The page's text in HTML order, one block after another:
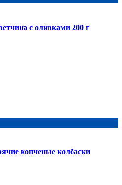
с оливками 200 г
копченые колбаски